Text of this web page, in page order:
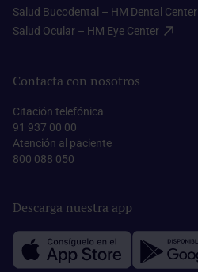
Salud Bucodental – HM Dental Center​
Salud Ocular – HM Eye Center​
Contacta con nosotros
Citación telefónica
91 937 00 00
Atención al paciente
800 088 050
Descarga nuestra app